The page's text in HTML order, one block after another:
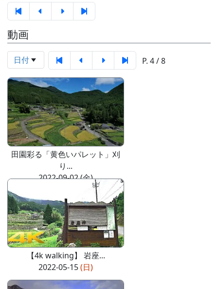
動画
日付 P. 4 / 8
田園彩る「黄色いパレット」刈
り...
2022-09-02 (金)
【4k walking】 岩座...
2022-05-15(日)